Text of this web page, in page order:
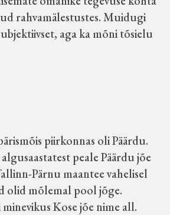
rahvamälestustes. Muidugi
aga ka mõni tõsielu
piirkonnas oli Päärdu.
peale Päärdu jõe
Pärnu maantee vahelisel
olid mõlemal pool jõge.
Kose jõe nime all.